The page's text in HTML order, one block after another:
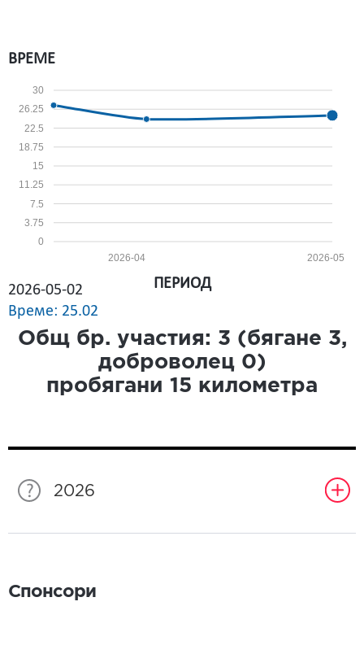
ВРЕМЕ
0
3.75
7.5
11.25
15
18.75
22.5
26.25
30
2026-05
2026-04
2026-05-02
Време: 25.02
ПЕРИОД
Общ бр. участия: 3 (бягане 3,
доброволец 0)
пробягани 15 километра
2026
Спонсори